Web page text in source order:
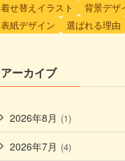
着せ替えイラスト
背景デザ
表紙デザイン
選ばれる理由
アーカイブ
2026年8月 (1)
2026年7月 (4)